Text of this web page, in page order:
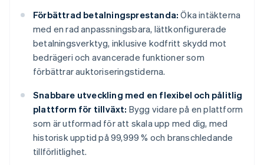
Förbättrad betalningsprestanda: Öka intäkterna
med en rad anpassningsbara, lättkonfigurerade
betalningsverktyg, inklusive kodfritt skydd mot
bedrägeri och avancerade funktioner som
förbättrar auktoriseringstiderna.
Snabbare utveckling med en flexibel och pålitlig
plattform för tillväxt: Bygg vidare på en plattform
som är utformad för att skala upp med dig, med
historisk upptid på 99,999 % och branschledande
tillförlitlighet.